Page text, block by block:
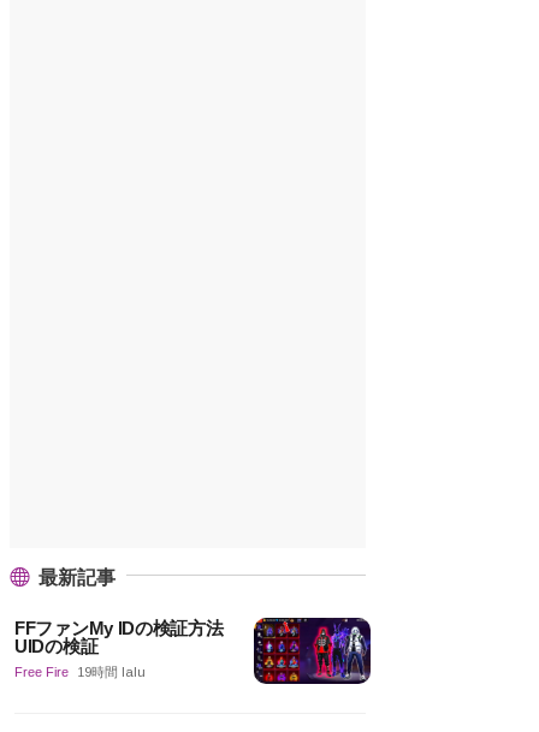
最新記事
FFファンMy IDの検証方法
UIDの検証
Free Fire 19時間 lalu